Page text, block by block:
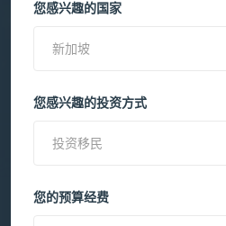
您感兴趣的国家
新加坡
您感兴趣的投资方式
投资移民
您的预算经费